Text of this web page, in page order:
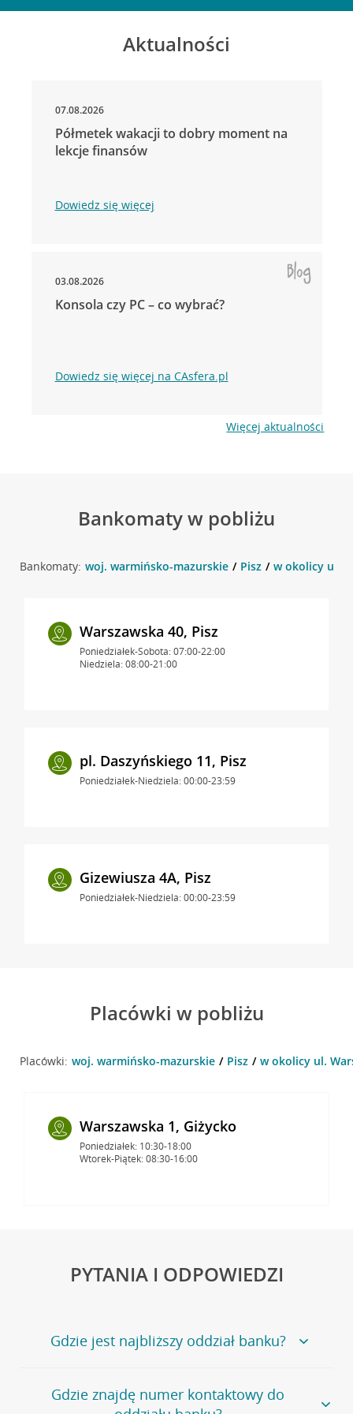
Aktualności
07.08.2026
Półmetek wakacji to dobry moment na
lekcje finansów
Dowiedz się więcej
03.08.2026
Konsola czy PC – co wybrać?
Dowiedz się więcej na CAsfera.pl
Więcej aktualności
Bankomaty w pobliżu
Bankomaty: woj. warmińsko-mazurskie Pisz w okolicy ul.
Warszawska 40, Pisz
Poniedziałek-Sobota: 07:00-22:00
Niedziela: 08:00-21:00
pl. Daszyńskiego 11, Pisz
Poniedziałek-Niedziela: 00:00-23:59
Gizewiusza 4A, Pisz
Poniedziałek-Niedziela: 00:00-23:59
Placówki w pobliżu
Placówki: woj. warmińsko-mazurskie Pisz w okolicy ul.
Warszawska 1, Giżycko
Poniedziałek: 10:30-18:00
Wtorek-Piątek: 08:30-16:00
PYTANIA I ODPOWIEDZI
Gdzie jest najbliższy oddział banku?
Jeśli szukasz oddziału naszego banku, zapraszamy na
stronęPlacówki i bankomaty, na której znajduje się
Gdzie znajdę numer kontaktowy do